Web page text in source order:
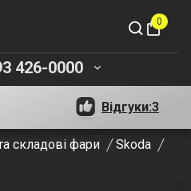
shopping_bag
0
426-0000 keyboard_arrow_down
Відгуки:3
складові фари
Skoda